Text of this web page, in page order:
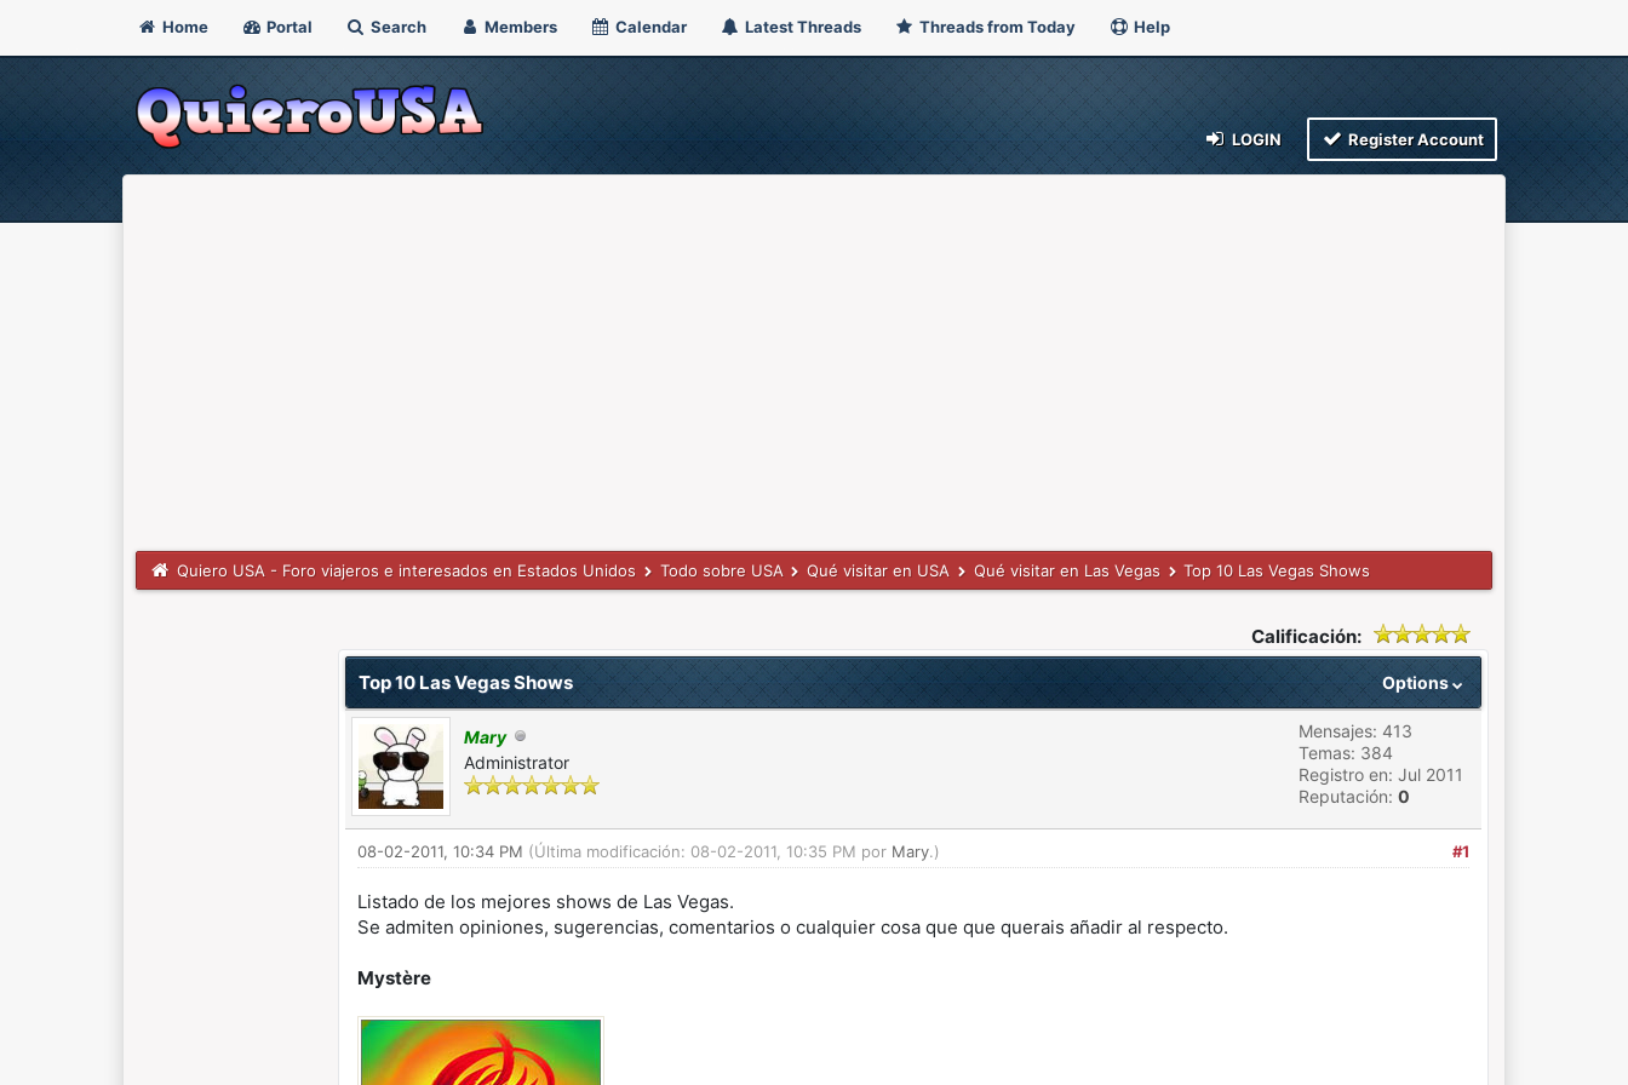
Home Portal Search Members Calendar Latest Threads Threads from Today Help
LOGIN Register Account
Quiero USA - Foro viajeros e interesados en Estados Unidos Todo sobre USA Qué visitar en USA Qué visitar en Las Vegas Top 10 Las Vegas Shows
Calificación:
Options
Top 10 Las Vegas Shows
Mary
Administrator
Mensajes: 413
Temas: 384
Registro en: Jul 2011
Reputación: 0
#1
08-02-2011, 10:34 PM (Última modificación: 08-02-2011, 10:35 PM por Mary.)
Listado de los mejores shows de Las Vegas.
Se admiten opiniones, sugerencias, comentarios o cualquier cosa que que querais añadir al respecto.
Mystère